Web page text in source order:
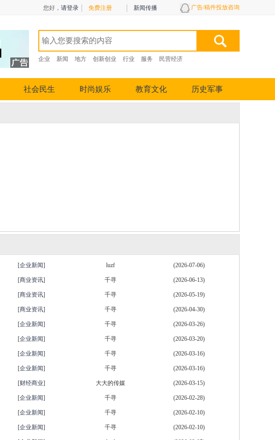
您好， 请登录 免费注册 新闻传播 广告/稿件投放咨询
企业 新闻 地方 创新创业 行业 服务 民营经济
社会民生 时尚娱乐 教育文化 历史军事
[企业新闻] luzf (2026-07-06)
[商业资讯] 千寻 (2026-06-13)
[商业资讯] 千寻 (2026-05-19)
[商业资讯] 千寻 (2026-04-30)
[企业新闻] 千寻 (2026-03-26)
[企业新闻] 千寻 (2026-03-20)
[企业新闻] 千寻 (2026-03-16)
[企业新闻] 千寻 (2026-03-16)
[财经商业] 大大的传媒 (2026-03-15)
[企业新闻] 千寻 (2026-02-28)
[企业新闻] 千寻 (2026-02-10)
[企业新闻] 千寻 (2026-02-10)